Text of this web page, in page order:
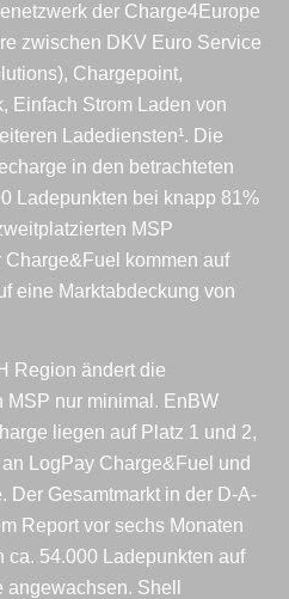
der Charge4Europe
zwischen DKV Euro Service
Chargepoint,
Einfach Strom Laden von
Ladediensten¹. Die
in den betrachteten
Ladepunkten bei knapp 81%
MSP
kommen auf
eine Marktabdeckung von
Region ändert die
MSP nur minimal. EnBW
liegen auf Platz 1 und 2,
LogPay Charge&Fuel und
Der Gesamtmarkt in der D-A-
Report vor sechs Monaten
ca. 54.000 Ladepunkten auf
Shell